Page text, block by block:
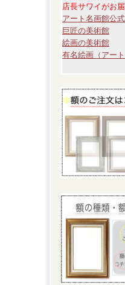
店長サワイがお
アート名画館公
巨匠の美術館
絵画の美術館
有名絵画（アー